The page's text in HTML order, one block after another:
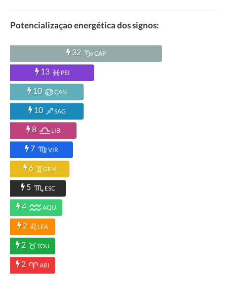
Potencializaçao energética dos signos:
32 CAP
13 PEI
10 CAN
10 SAG
8 LIB
7 VIR
6 GEM
5 ESC
4 AQU
2 LEA
2 TOU
2 ARI